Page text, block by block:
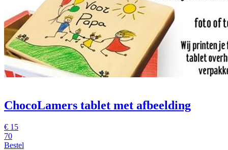
ChocoLamers tablet met afbeelding
€ 15
70
Bestel